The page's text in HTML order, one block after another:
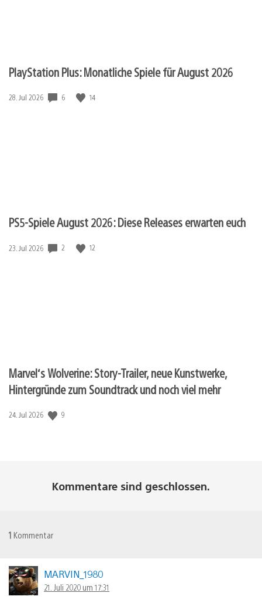
PlayStation Plus: Monatliche Spiele für August 2026
Veröffentlichungsdatum:
28. Jul 2026 6 14
PS5-Spiele August 2026: Diese Releases erwarten euch
Veröffentlichungsdatum:
23. Jul 2026 2 12
Marvel‘s Wolverine: Story-Trailer, neue Kunstwerke,
Hintergründe zum Soundtrack und noch viel mehr
Veröffentlichungsdatum:
24. Jul 2026 9
Kommentare sind geschlossen.
1 Kommentar
MARVIN_1980
21. Juli 2020 um 17:31